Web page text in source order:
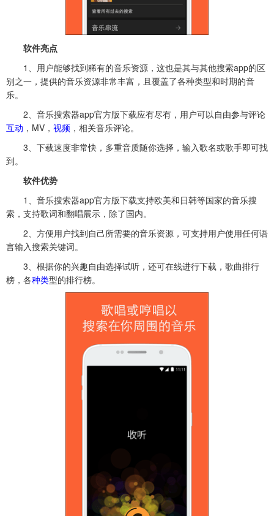
软件亮点
1、用户能够找到稀有的音乐资源，这也是其与其他搜索app的区
别之一，提供的音乐资源非常丰富，且覆盖了各种类型和时期的音
乐。
2、音乐搜索器app官方版下载应有尽有，用户可以自由参与评论
互动 ，MV， 视频 ，相关音乐评论。
3、下载速度非常快，多重音质随你选择，输入歌名或歌手即可找
到。
软件优势
1、音乐搜索器app官方版下载支持欧美和日韩等国家的音乐搜
索，支持歌词和翻唱展示，除了国内。
2、方便用户找到自己所需要的音乐资源，可支持用户使用任何语
言输入搜索关键词。
3、根据你的兴趣自由选择试听，还可在线进行下载，歌曲排行
榜，各种类型的排行榜。